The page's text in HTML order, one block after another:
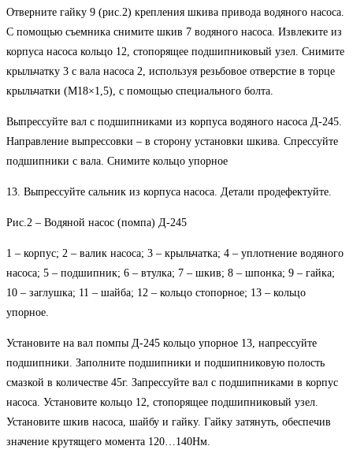
Отверните гайку 9 (рис.2) крепления шкива привода водяного насоса.
С помощью съемника снимите шкив 7 водяного насоса. Извлеките из
корпуса насоса кольцо 12, стопорящее подшипниковый узел. Снимите
крыльчатку 3 с вала насоса 2, используя резьбовое отверстие в торце
крыльчатки (М18×1,5), с помощью специального болта.
Выпрессуйте вал с подшипниками из корпуса водяного насоса Д-245.
Направление выпрессовки – в сторону установки шкива. Спрессуйте
подшипники с вала. Снимите кольцо упорное
13. Выпрессуйте сальник из корпуса насоса. Детали продефектуйте.
Рис.2 – Водяной насос (помпа) Д-245
1 – корпус; 2 – валик насоса; 3 – крыльчатка; 4 – уплотнение водяного
насоса; 5 – подшипник; 6 – втулка; 7 – шкив; 8 – шпонка; 9 – гайка;
10 – заглушка; 11 – шайба; 12 – кольцо стопорное; 13 – кольцо
упорное.
Установите на вал помпы Д-245 кольцо упорное 13, напрессуйте
подшипники. Заполните подшипники и подшипниковую полость
смазкой в количестве 45г. Запрессуйте вал с подшипниками в корпус
насоса. Установите кольцо 12, стопорящее подшипниковый узел.
Установите шкив насоса, шайбу и гайку. Гайку затянуть, обеспечив
значение крутящего момента 120…140Нм.